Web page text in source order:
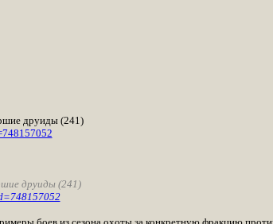
друиды (241)
друиды (241)